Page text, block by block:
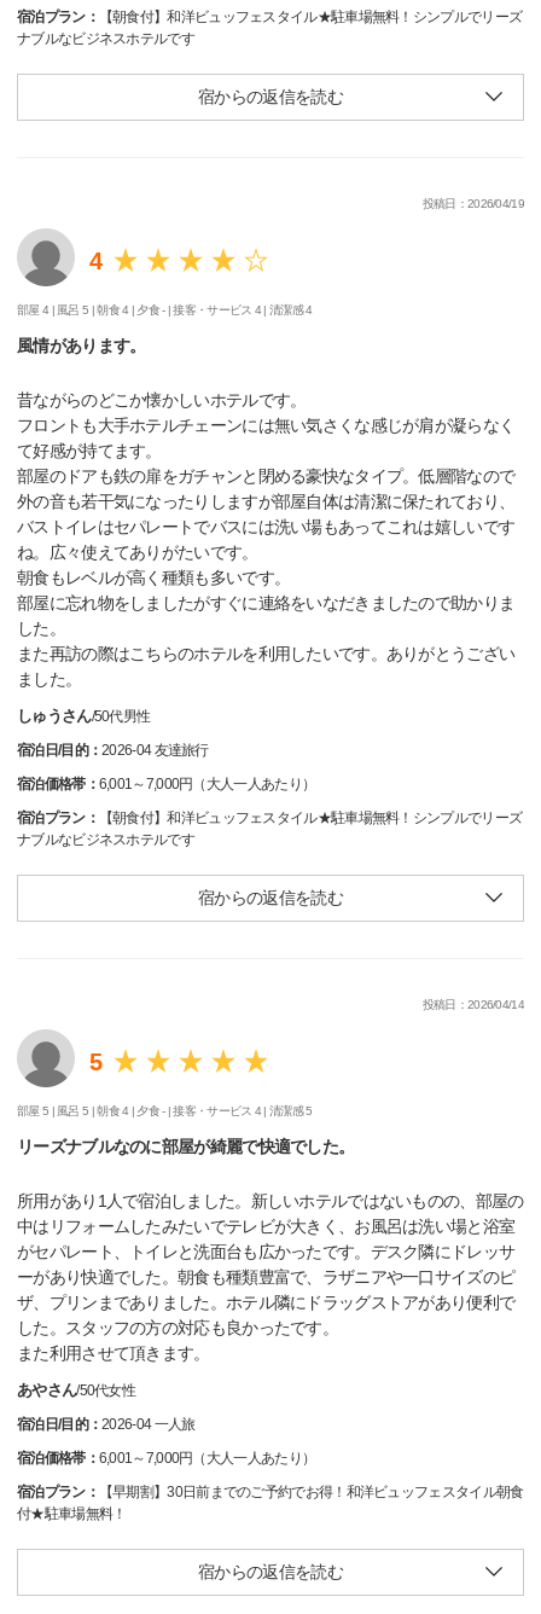
宿泊プラン：
【朝食付】和洋ビュッフェスタイル★駐車場無料！シンプルでリーズ
ナブルなビジネスホテルです
宿からの返信を読む
投稿日：2026/04/19
4
部屋 4 | 風呂 5 |朝食 4 | 夕食 - |接客・サービス 4 |清潔感 4
風情があります。
昔ながらのどこか懐かしいホテルです。
フロントも大手ホテルチェーンには無い気さくな感じが肩が凝らなく
て好感が持てます。
部屋のドアも鉄の扉をガチャンと閉める豪快なタイプ。低層階なので
外の音も若干気になったりしますが部屋自体は清潔に保たれており、
バストイレはセパレートでバスには洗い場もあってこれは嬉しいです
ね。広々使えてありがたいです。
朝食もレベルが高く種類も多いです。
部屋に忘れ物をしましたがすぐに連絡をいなだきましたので助かりま
した。
また再訪の際はこちらのホテルを利用したいです。ありがとうござい
ました。
しゅうさん/50代男性
宿泊日/目的：2026-04 友達旅行
宿泊価格帯： 6,001～7,000円（大人一人あたり）
宿泊プラン：
【朝食付】和洋ビュッフェスタイル★駐車場無料！シンプルでリーズ
ナブルなビジネスホテルです
宿からの返信を読む
投稿日：2026/04/14
5
部屋 5 | 風呂 5 |朝食 4 | 夕食 - |接客・サービス 4 |清潔感 5
リーズナブルなのに部屋が綺麗で快適でした。
所用があり1人で宿泊しました。新しいホテルではないものの、部屋の
中はリフォームしたみたいでテレビが大きく、お風呂は洗い場と浴室
がセパレート、トイレと洗面台も広かったです。デスク隣にドレッサ
ーがあり快適でした。朝食も種類豊富で、ラザニアや一口サイズのピ
ザ、プリンまでありました。ホテル隣にドラッグストアがあり便利で
した。スタッフの方の対応も良かったです。
また利用させて頂きます。
あやさん/50代女性
宿泊日/目的：2026-04 一人旅
宿泊価格帯： 6,001～7,000円（大人一人あたり）
宿泊プラン：
【早期割】30日前までのご予約でお得！和洋ビュッフェスタイル朝食
付★駐車場無料！
宿からの返信を読む